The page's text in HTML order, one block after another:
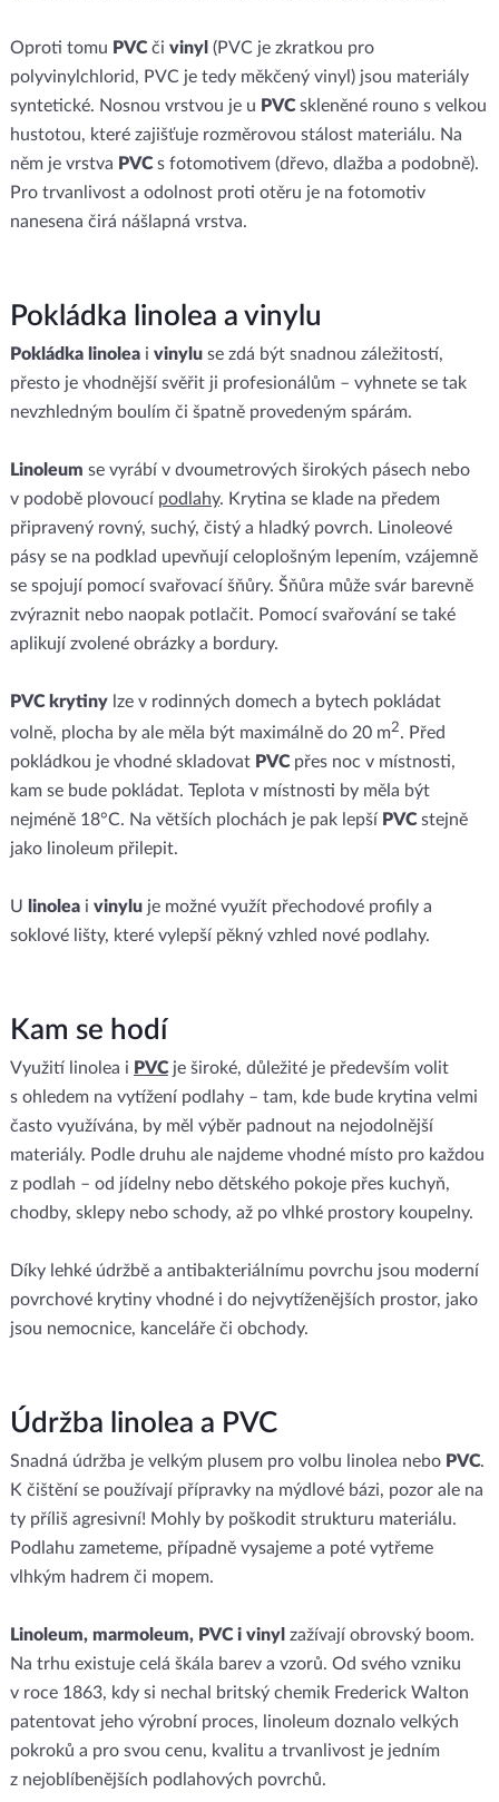
Oproti tomu PVCči vinyl (PVC je zkratkou pro
polyvinylchlorid, PVC je tedy měkčený vinyl) jsou materiály
syntetické. Nosnou vrstvou je u PVCskleněné rouno s velkou
hustotou, které zajišťuje rozměrovou stálost materiálu. Na
něm je vrstva PVCs fotomotivem (dřevo, dlažba a podobně).
Pro trvanlivost a odolnost proti otěru je na fotomotiv
nanesena čirá nášlapná vrstva.
Pokládka linolea a vinylu
Pokládka linoleai vinyluse zdá být snadnou záležitostí,
přesto je vhodnější svěřit ji profesionálům – vyhnete se tak
nevzhledným boulím či špatně provedeným spárám.
Linoleum se vyrábí v dvoumetrových širokých pásech nebo
v podobě plovoucí podlahy. Krytina se klade na předem
připravený rovný, suchý, čistý a hladký povrch. Linoleové
pásy se na podklad upevňují celoplošným lepením, vzájemně
se spojují pomocí svařovací šňůry. Šňůra může svár barevně
zvýraznit nebo naopak potlačit. Pomocí svařování se také
aplikují zvolené obrázky a bordury.
PVC krytiny lze v rodinných domech a bytech pokládat
volně, plocha by ale měla být maximálně do 20 m2. Před
pokládkou je vhodné skladovat PVCpřes noc v místnosti,
kam se bude pokládat. Teplota v místnosti by měla být
nejméně 18°C. Na větších plochách je pak lepší PVCstejně
jako linoleum přilepit.
U linoleai vinyluje možné využít přechodové profily a
soklové lišty, které vylepší pěkný vzhled nové podlahy.
Kam se hodí
Využití linolea i PVCje široké, důležité je především volit
s ohledem na vytížení podlahy – tam, kde bude krytina velmi
často využívána, by měl výběr padnout na nejodolnější
materiály. Podle druhu ale najdeme vhodné místo pro každou
z podlah – od jídelny nebo dětského pokoje přes kuchyň,
chodby, sklepy nebo schody, až po vlhké prostory koupelny.
Díky lehké údržbě a antibakteriálnímu povrchu jsou moderní
povrchové krytiny vhodné i do nejvytíženějších prostor, jako
jsou nemocnice, kanceláře či obchody.
Údržba linolea a PVC
Snadná údržba je velkým plusem pro volbu linolea nebo PVC.
K čištění se používají přípravky na mýdlové bázi, pozor ale na
ty příliš agresivní! Mohly by poškodit strukturu materiálu.
Podlahu zameteme, případně vysajeme a poté vytřeme
vlhkým hadrem či mopem.
Linoleum, marmoleum, PVC i vinyl zažívají obrovský boom.
Na trhu existuje celá škála barev a vzorů. Od svého vzniku
v roce 1863, kdy si nechal britský chemik Frederick Walton
patentovat jeho výrobní proces, linoleum doznalo velkých
pokroků a pro svou cenu, kvalitu a trvanlivost je jedním
z nejoblíbenějších podlahových povrchů.